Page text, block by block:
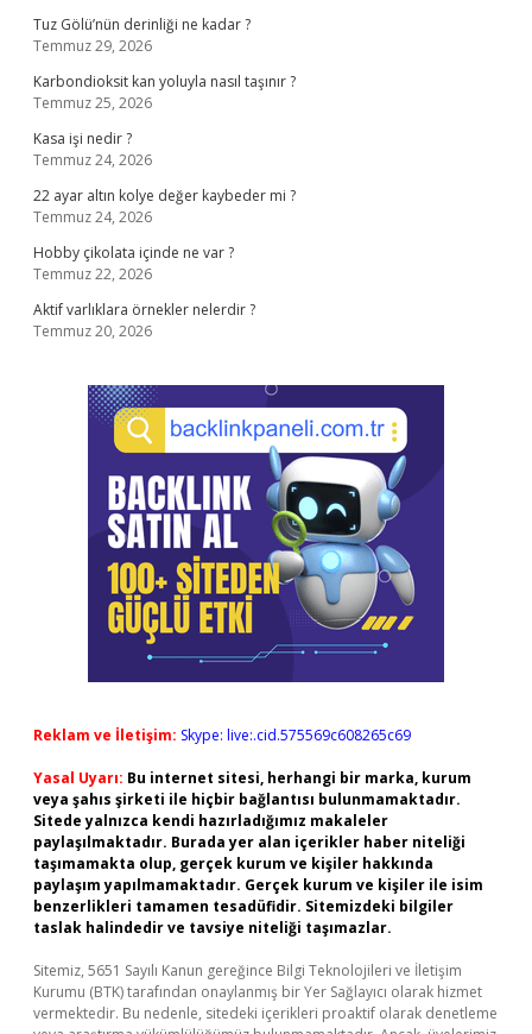
Tuz Gölü’nün derinliği ne kadar ?
Temmuz 29, 2026
Karbondioksit kan yoluyla nasıl taşınır ?
Temmuz 25, 2026
Kasa işi nedir ?
Temmuz 24, 2026
22 ayar altın kolye değer kaybeder mi ?
Temmuz 24, 2026
Hobby çikolata içinde ne var ?
Temmuz 22, 2026
Aktif varlıklara örnekler nelerdir ?
Temmuz 20, 2026
Reklam ve İletişim: Skype: live:.cid.575569c608265c69
Yasal Uyarı: Bu internet sitesi, herhangi bir marka, kurum
veya şahıs şirketi ile hiçbir bağlantısı bulunmamaktadır.
Sitede yalnızca kendi hazırladığımız makaleler
paylaşılmaktadır. Burada yer alan içerikler haber niteliği
taşımamakta olup, gerçek kurum ve kişiler hakkında
paylaşım yapılmamaktadır. Gerçek kurum ve kişiler ile isim
benzerlikleri tamamen tesadüfidir. Sitemizdeki bilgiler
taslak halindedir ve tavsiye niteliği taşımazlar.
Sitemiz, 5651 Sayılı Kanun gereğince Bilgi Teknolojileri ve İletişim
Kurumu (BTK) tarafından onaylanmış bir Yer Sağlayıcı olarak hizmet
vermektedir. Bu nedenle, sitedeki içerikleri proaktif olarak denetleme